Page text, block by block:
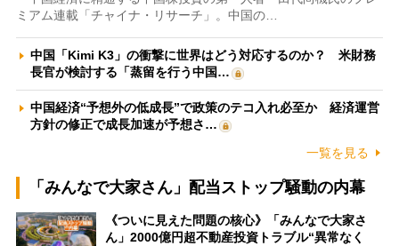
ミアム連載「チャイナ・リサーチ」。中国の…
中国「Kimi K3」の衝撃に世界はどう対応するのか？ 米財務
長官が検討する「蒸留を行う中国…
中国経済“予想外の低成長”で政策のテコ入れ必至か 経済運営
方針の修正で成長加速が予想さ…
一覧を見る
「みんなで大家さん」配当ストップ騒動の内幕
《ついに見えた問題の核心》「みんなで大家さ
ん」2000億円超不動産投資トラブル“異常なく